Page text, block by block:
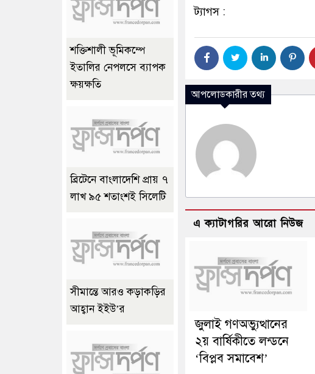
ট্যাগস :
আপলোডকারীর তথ্য
এ ক্যাটাগরির আরো নিউজ
জুলাই গণঅভ্যুত্থানের
২য় বার্ষিকীতে লন্ডনে
‘বিপ্লব সমাবেশ’
শক্তিশালী ভূমিকম্পে
ইতালির নেপলসে ব্যাপক
ক্ষয়ক্ষতি
ব্রিটেনে বাংলাদেশি প্রায় ৭
লাখ ৯৫ শতাংশই সিলেটি
সীমান্তে আরও কড়াকড়ির
আহ্বান ইইউ’র